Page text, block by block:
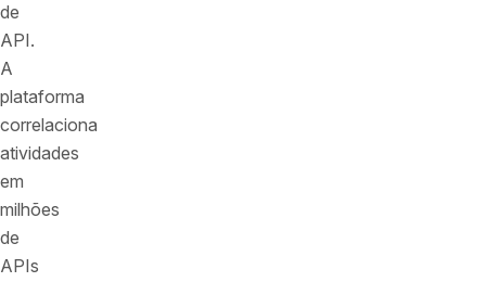
de
API.
A
plataforma
correlaciona
atividades
em
milhões
de
APIs